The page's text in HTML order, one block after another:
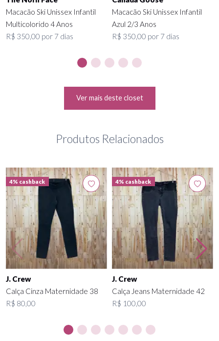
Macacão Ski Unissex Infantil
Multicolorido 4 Anos
R$ 350,00 por 7 dias
Macacão Ski Unissex Infantil
Azul 2/3 Anos
R$ 350,00 por 7 dias
Ver mais deste closet
Produtos Relacionados
4% cashback
J. Crew
Calça Cinza Maternidade 38
R$ 80,00
4% cashback
J. Crew
Calça Jeans Maternidade 42
R$ 100,00